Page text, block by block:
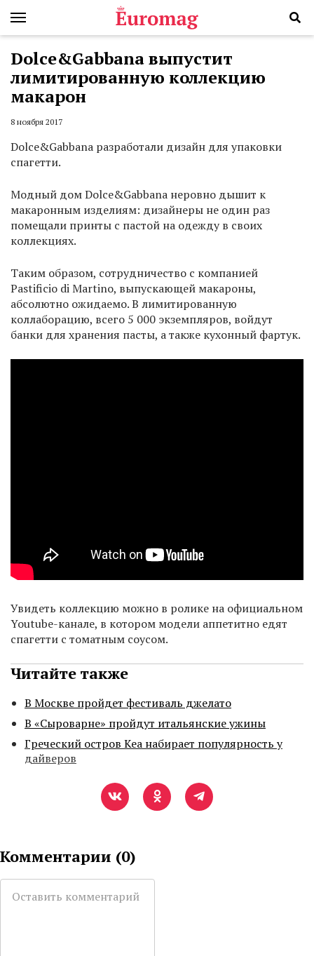
Dolce&Gabbana выпустит
лимитированную коллекцию
макарон
8 ноября 2017
Dolce&Gabbana разработали дизайн для упаковки
спагетти.
Модный дом Dolce&Gabbana неровно дышит к
макаронным изделиям: дизайнеры не один раз
помещали принты с пастой на одежду в своих
коллекциях.
Таким образом, сотрудничество с компанией
Pastificio di Martino, выпускающей макароны,
абсолютно ожидаемо. В лимитированную
коллаборацию, всего 5 000 экземпляров, войдут
банки для хранения пасты, а также кухонный фартук.
Увидеть коллекцию можно в ролике на официальном
Youtube-канале, в котором модели аппетитно едят
спагетти с томатным соусом.
Читайте также
В Москве пройдет фестиваль джелато
В «Сыроварне» пройдут итальянские ужины
Греческий остров Кеа набирает популярность у
дайверов
Комментарии (0)